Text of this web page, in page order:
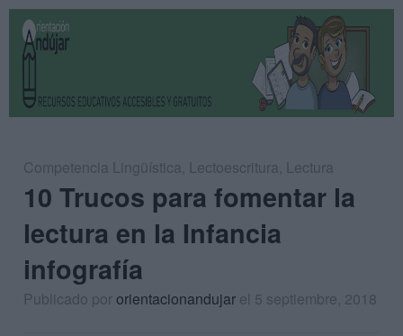
Competencia Lingüística, Lectoescritura, Lectura
10 Trucos para fomentar la
lectura en la Infancia
infografía
Publicado pororientacionandujar el 5 septiembre, 2018